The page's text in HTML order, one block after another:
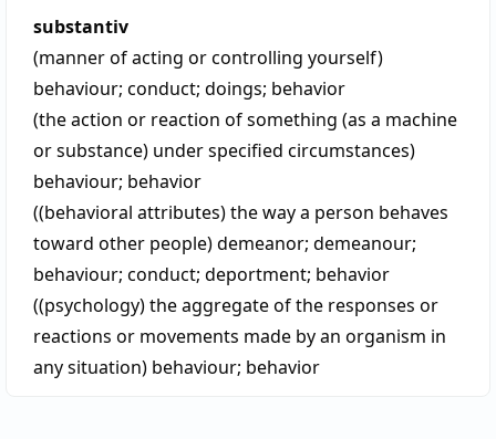
substantiv
(manner of acting or controlling yourself)
behaviour; conduct; doings; behavior
(the action or reaction of something (as a machine
or substance) under specified circumstances)
behaviour; behavior
((behavioral attributes) the way a person behaves
toward other people)demeanor; demeanour;
behaviour; conduct; deportment; behavior
((psychology) the aggregate of the responses or
reactions or movements made by an organism in
any situation) behaviour; behavior